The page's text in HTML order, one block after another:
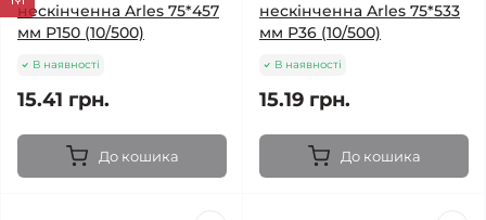
нескінченна Arles 75*457
мм Р150 (10/500)
В наявності
15.41 грн.
До кошика
нескінченна Arles 75*533
мм Р36 (10/500)
В наявності
15.19 грн.
До кошика